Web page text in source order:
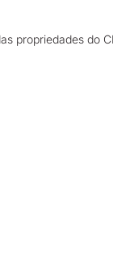
propriedades do